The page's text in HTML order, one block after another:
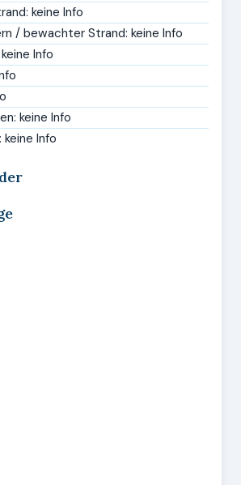
keine Info
/ bewachter Strand: keine Info
Info
keine Info
keine Info